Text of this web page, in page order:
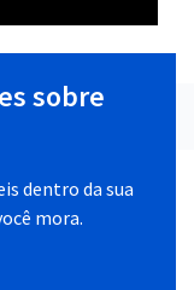
sobre
dentro da sua
mora.